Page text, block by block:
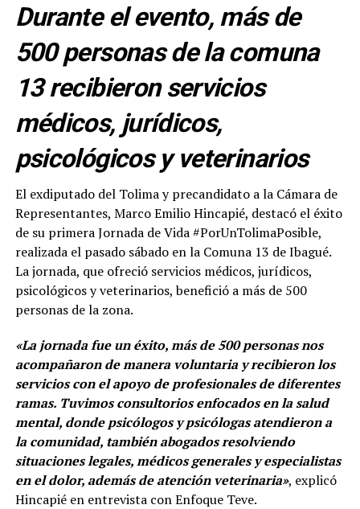
Durante el evento, más de
500 personas de la comuna
13 recibieron servicios
médicos, jurídicos,
psicológicos y veterinarios
El exdiputado del Tolima y precandidato a la Cámara de
Representantes, Marco Emilio Hincapié, destacó el éxito
de su primera Jornada de Vida #PorUnTolimaPosible,
realizada el pasado sábado en la Comuna 13 de Ibagué.
La jornada, que ofreció servicios médicos, jurídicos,
psicológicos y veterinarios, benefició a más de 500
personas de la zona.
«La jornada fue un éxito, más de 500 personas nos
acompañaron de manera voluntaria y recibieron los
servicios con el apoyo de profesionales de diferentes
ramas. Tuvimos consultorios enfocados en la salud
mental, donde psicólogos y psicólogas atendieron a
la comunidad, también abogados resolviendo
situaciones legales, médicos generales y especialistas
en el dolor, además de atención veterinaria», explicó
Hincapié en entrevista con Enfoque Teve.